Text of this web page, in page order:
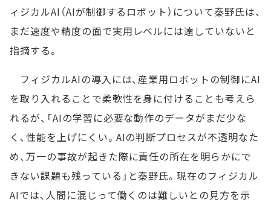
ィジカルAI（AIが制御するロボット）について秦野氏は、
まだ速度や精度の面で実用レベルには達していないと
指摘する。
フィジカルAIの導入には、産業用ロボットの制御にAI
を取り入れることで柔軟性を身に付けることも考えら
れるが、「AIの学習に必要な動作のデータがまだ少な
く、性能を上げにくい。AIの判断プロセスが不透明なた
め、万一の事故が起きた際に責任の所在を明らかにで
きない課題も残っている」と秦野氏。現在のフィジカル
AIでは、人間に混じって働くのは難しいとの見方を示